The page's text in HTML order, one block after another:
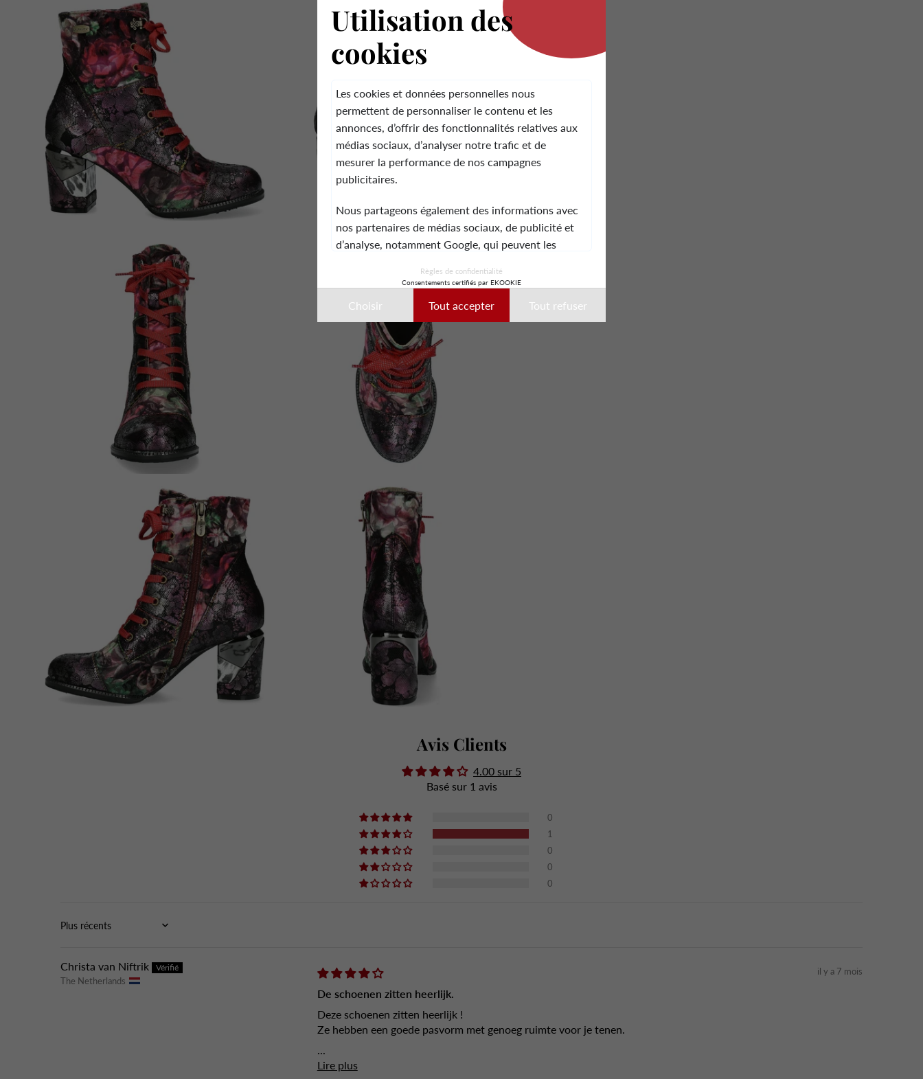
Avis Clients
4.00 sur 5
Basé sur 1 avis
0
1
0
0
0
Sort by
Christa van Niftrik
The Netherlands
il y a 7 mois
De schoenen zitten heerlijk.
Deze schoenen zitten heerlijk !
Ze hebben een goede pasvorm met genoeg ruimte voor je tenen.
...
Lire plus
Utilisation des
cookies
Les cookies et données personnelles nous
permettent de personnaliser le contenu et les
annonces, d’offrir des fonctionnalités relatives aux
médias sociaux, d’analyser notre trafic et de
mesurer la performance de nos campagnes
publicitaires.
Nous partageons également des informations avec
nos partenaires de médias sociaux, de publicité et
d’analyse, notamment Google, qui peuvent les
avez fournies ou qu’ils ont collectées lors de votre
Ces données peuvent notamment être utilisées à
des fins de personnalisation des annonces. Vous
pouvez accepter, refuser ou personnaliser vos choix
à tout moment.
Règles de confidentialité
Consentements certifiés par EKOOKIE
Choisir Tout accepter Tout refuser